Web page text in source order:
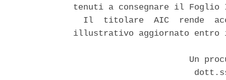
tenuti a consegnare il
Il  titolare  AIC  rende
illustrativo aggiornato entro
Un